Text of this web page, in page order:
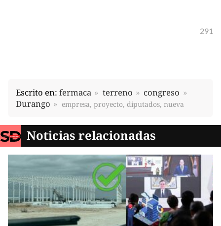
291
Escrito en: fermaca terreno
congreso
Durango
empresa, proyecto, diputados, nueva
Noticias relacionadas